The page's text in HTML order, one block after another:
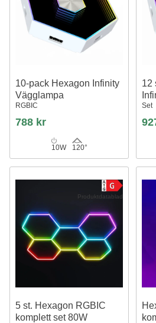
10-pack Hexagon Infinity
Vägglampa
RGBIC
788 kr
10W 120°
12
Set
Produktdatablad
5 st. Hexagon RGBIC
komplett set 80W